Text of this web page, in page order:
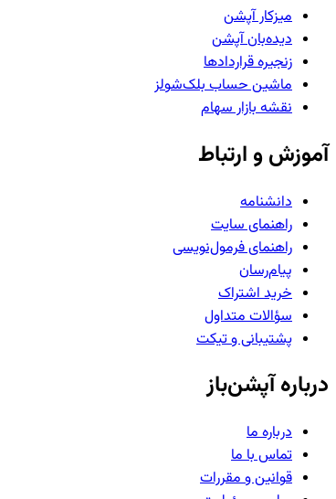
میزکار آپشن
دیده‌بان آپشن
زنجیره قراردادها
ماشین حساب بلک‌شولز
نقشه بازار سهام
آموزش و ارتباط
دانشنامه
راهنمای سایت
راهنمای فرمول‌نویسی
پیام‌رسان
خرید اشتراک
سؤالات متداول
پشتیبانی و تیکت
درباره آپشن‌باز
درباره ما
تماس با ما
قوانین و مقررات